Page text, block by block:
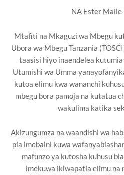
NA Ester Maile
Mtafiti na Mkaguzi wa Mbegu
Ubora wa Mbegu Tanzania
taasisi hiyo inaendelea
Utumishi wa Umma
kutoa elimu kwa wananchi
mbegu bora pamoja na kutatua
wakulima katika
Akizungumza na waandishi wa
pia imebaini kuwa
mafunzo ya kutosha kuhusu
imekuwa ikiwapatia elimu na